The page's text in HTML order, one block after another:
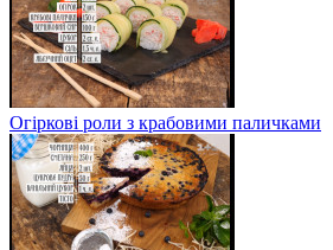
Огіркові роли з крабовими паличками